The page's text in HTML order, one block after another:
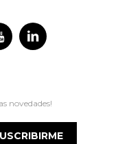

novedades!